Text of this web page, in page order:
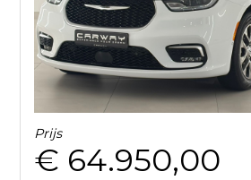
Prijs
€ 64.950,00